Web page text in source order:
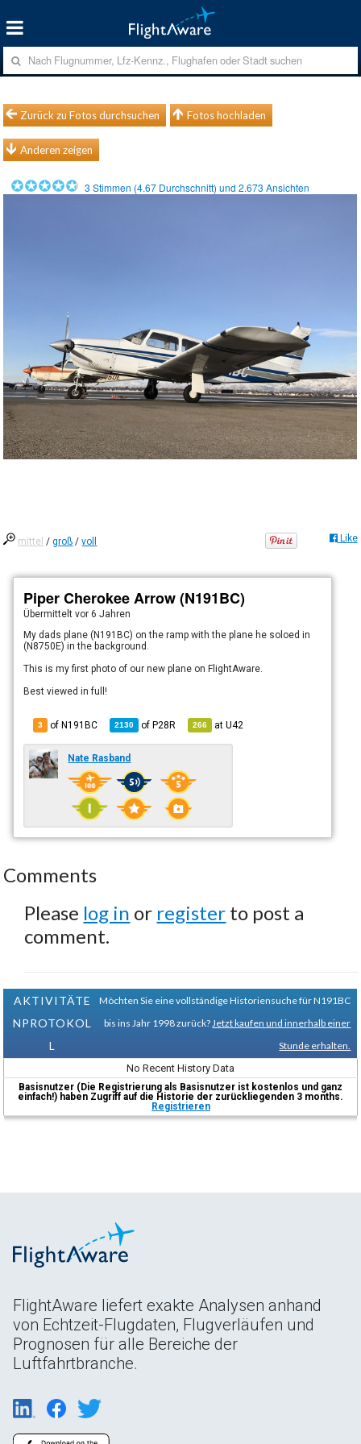
Zurück zu Fotos durchsuchen Fotos hochladen
Anderen zeigen
3 Stimmen (4.67 Durchschnitt) und2.673 Ansichten
mittel /groß /voll Like
Piper Cherokee Arrow (N191BC)
Übermitteltvor 6 Jahren
My dads plane (N191BC) on the ramp with the plane he soloed in
(N8750E) in the background.
This is my first photo of our new plane on FlightAware.
Best viewed in full!
3 of N191BC 2130 ofP28R 266 atU42
Nate Rasband
Comments
Please log in or register to post a
comment.
AKTIVITÄTE
NPROTOKOL
L
Möchten Sie eine vollständige Historiensuche für N191BC
bis ins Jahr 1998 zurück? Jetzt kaufen und innerhalb einer
Stunde erhalten.
No Recent History Data
Basisnutzer (Die Registrierung als Basisnutzer ist kostenlos und ganz
einfach!) haben Zugriff auf die Historie der zurückliegenden 3 months.
Registrieren
FlightAware liefert exakte Analysen anhand
von Echtzeit-Flugdaten, Flugverläufen und
Prognosen für alle Bereiche der
Luftfahrtbranche.